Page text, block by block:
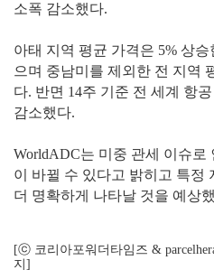
소폭 감소했다.
아태 지역 평균 가격은 5% 상
으며 중남미를 제외한 전 지역
다. 반면 14주 기준 전 세계 항
감소했다.
WorldADC는 미중 관세 이슈로
이 바뀔 수 있다고 밝히고 특정
더 명확하게 나타날 것을 예상
[ⓒ 코리아포워더타임즈 &
지]